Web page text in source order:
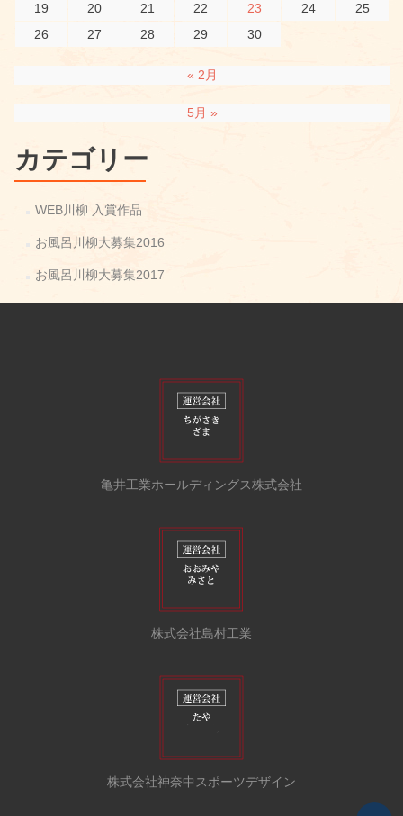
19
20 21 22 23 24
25
26
27 28 29 30
« 2月
5月 »
カテゴリー
WEB川柳 入賞作品
お風呂川柳大募集2016
お風呂川柳大募集2017
亀井工業ホールディングス株式会社
株式会社島村工業
株式会社神奈中スポーツデザイン